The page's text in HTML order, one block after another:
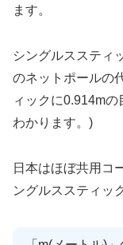
ます。
シングルススティ
のネットポールの
ィックに0.914m
わかります。)
日本はほぼ共用コ
ングルススティッ